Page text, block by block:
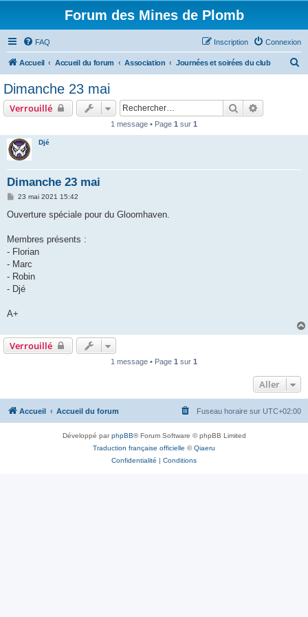
Forum des Mines de Plomb
FAQ Connexion
Inscription
Accueil Accueil du forum Association Journées et soirées du club
Dimanche 23 mai
Verrouillé Rechercher
1 message • Page 1 sur 1
Djé
Dimanche 23 mai
M
s
g
23 mai 2021 15:42
Ouverture spéciale pour du Gloomhaven.
Membres présents :
- Florian
- Marc
- Robin
- Djé
A+
Verrouillé
1 message • Page 1 sur 1
Aller
Accueil Accueil du forum Fuseau horaire sur UTC+02:00
Développé parphpBB® Forum Software © phpBB Limited
Traduction française officielle ©Qiaeru
Confidentialité | Conditions